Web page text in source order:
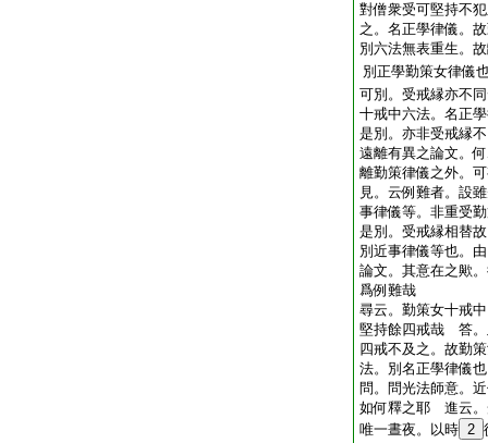
對僧衆受可堅持不
之。名正學律儀。
別六法無表重生。
別正學勤策女律儀
可別。受戒縁亦不
十戒中六法。名正
是別。亦非受戒縁
遠離有異之論文。
離勤策律儀之外。
見。云例難者。設
事律儀等。非重受
是別。受戒縁相替
別近事律儀等也。
論文。其意在之歟
爲例難哉
尋云。勤策女十戒
堅持餘四戒哉 答。
四戒不及之。故勤
法。別名正學律儀也
問。問光法師意。
如何釋之耶 進云。
唯一晝夜。以時 2